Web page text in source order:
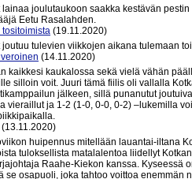
lainaa joulutaukoon saakka kestävän
Eetu Rasalahden.
(19.11.2020)
joutuu tulevien viikkojen aikana tulemaan
(14.11.2020)
kaikkesi kaukalossa sekä vielä vähän
silloin voit. Juuri tämä fiilis oli vallalla
jälkeen, sillä punanutut
vieraillut ja 1-2 (1-0, 0-0, 0-2) –lukemilla
(13.11.2020)
huipennus mitellään lauantai-iltana
tuloksellista matalalentoa liidellyt
Raahe-Kiekon kanssa. Kyseessä
se osapuoli, joka tahtoo voittoa enemmän